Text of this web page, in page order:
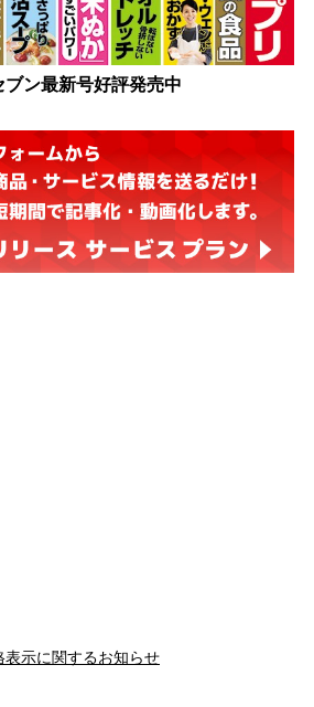
ブン最新号好評発売中
表示に関するお知らせ